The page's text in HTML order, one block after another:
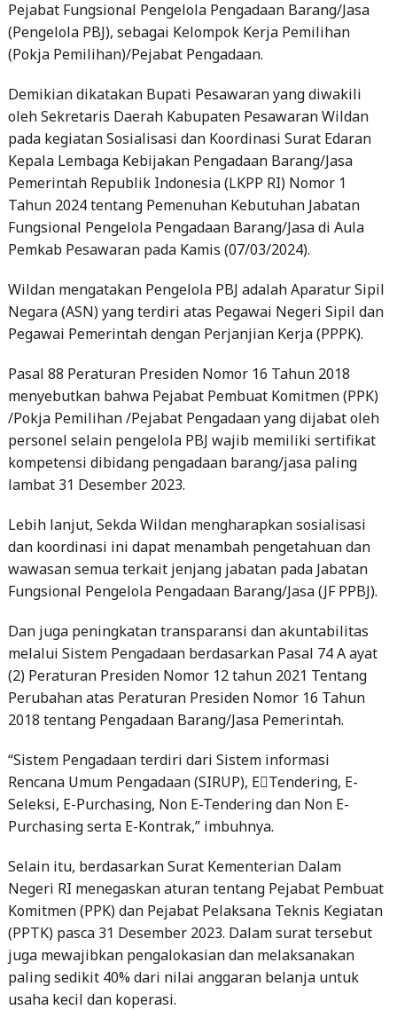
Pejabat Fungsional Pengelola Pengadaan Barang/Jasa
(Pengelola PBJ), sebagai Kelompok Kerja Pemilihan
(Pokja Pemilihan)/Pejabat Pengadaan.
Demikian dikatakan Bupati Pesawaran yang diwakili
oleh Sekretaris Daerah Kabupaten Pesawaran Wildan
pada kegiatan Sosialisasi dan Koordinasi Surat Edaran
Kepala Lembaga Kebijakan Pengadaan Barang/Jasa
Pemerintah Republik Indonesia (LKPP RI) Nomor 1
Tahun 2024 tentang Pemenuhan Kebutuhan Jabatan
Fungsional Pengelola Pengadaan Barang/Jasa di Aula
Pemkab Pesawaran pada Kamis (07/03/2024).
Wildan mengatakan Pengelola PBJ adalah Aparatur Sipil
Negara (ASN) yang terdiri atas Pegawai Negeri Sipil dan
Pegawai Pemerintah dengan Perjanjian Kerja (PPPK).
Pasal 88 Peraturan Presiden Nomor 16 Tahun 2018
menyebutkan bahwa Pejabat Pembuat Komitmen (PPK)
/Pokja Pemilihan /Pejabat Pengadaan yang dijabat oleh
personel selain pengelola PBJ wajib memiliki sertifikat
kompetensi dibidang pengadaan barang/jasa paling
lambat 31 Desember 2023.
Lebih lanjut, Sekda Wildan mengharapkan sosialisasi
dan koordinasi ini dapat menambah pengetahuan dan
wawasan semua terkait jenjang jabatan pada Jabatan
Fungsional Pengelola Pengadaan Barang/Jasa (JF PPBJ).
Dan juga peningkatan transparansi dan akuntabilitas
melalui Sistem Pengadaan berdasarkan Pasal 74 A ayat
(2) Peraturan Presiden Nomor 12 tahun 2021 Tentang
Perubahan atas Peraturan Presiden Nomor 16 Tahun
2018 tentang Pengadaan Barang/Jasa Pemerintah.
“Sistem Pengadaan terdiri dari Sistem informasi
Rencana Umum Pengadaan (SIRUP), E￾Tendering, E-
Seleksi, E-Purchasing, Non E-Tendering dan Non E-
Purchasing serta E-Kontrak,” imbuhnya.
Selain itu, berdasarkan Surat Kementerian Dalam
Negeri RI menegaskan aturan tentang Pejabat Pembuat
Komitmen (PPK) dan Pejabat Pelaksana Teknis Kegiatan
(PPTK) pasca 31 Desember 2023. Dalam surat tersebut
juga mewajibkan pengalokasian dan melaksanakan
paling sedikit 40% dari nilai anggaran belanja untuk
usaha kecil dan koperasi.